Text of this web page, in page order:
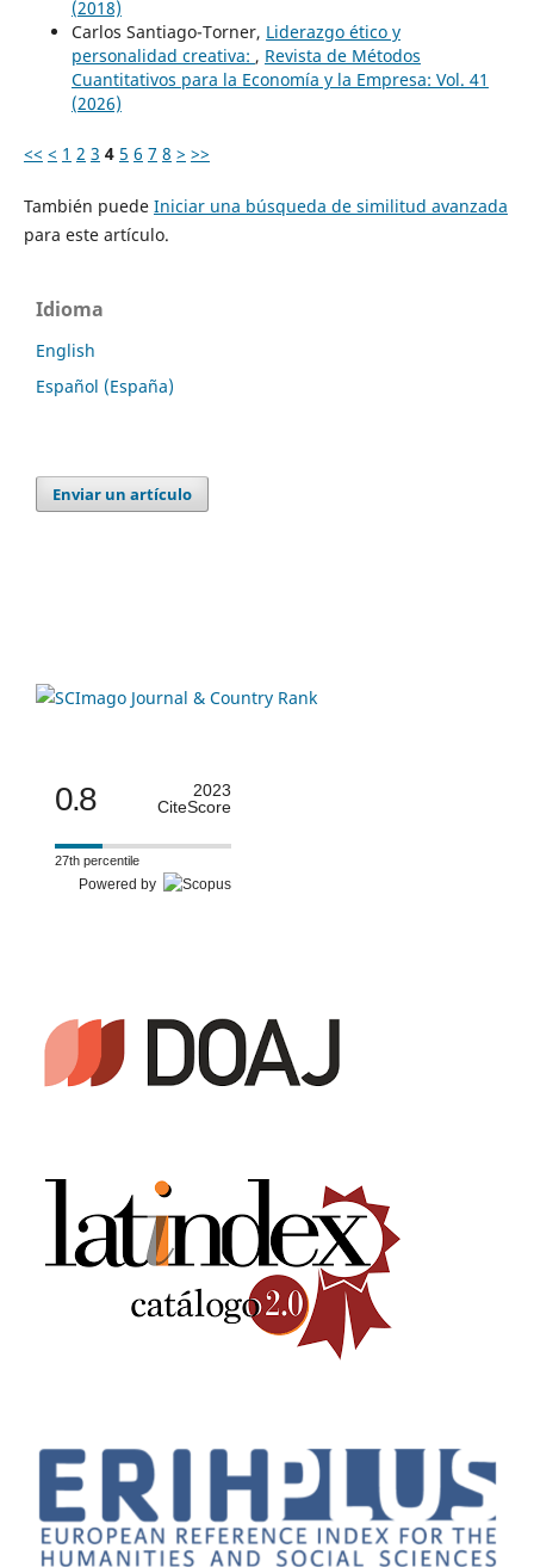
(2018)
Carlos Santiago-Torner, Liderazgo ético y
personalidad creativa: , Revista de Métodos
Cuantitativos para la Economía y la Empresa: Vol. 41
(2026)
<< < 1 2 3 4 5 6 7 8 > >>
También puede Iniciar una búsqueda de similitud avanzada
para este artículo.
Idioma
English
Español (España)
Enviar un artículo
0.8
2023
CiteScore
27th percentile
Powered by